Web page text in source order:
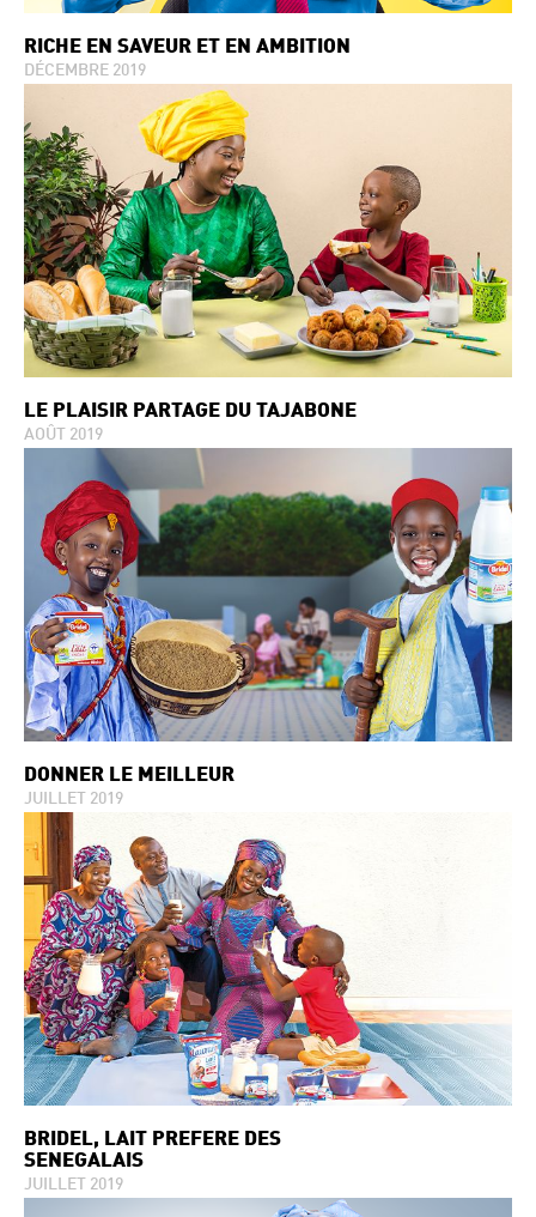
RICHE EN SAVEUR ET EN AMBITION
DÉCEMBRE 2019
LE PLAISIR PARTAGE DU TAJABONE
AOÛT 2019
DONNER LE MEILLEUR
JUILLET 2019
BRIDEL, LAIT PRÉFÉRÉ DES
SENEGALAIS
JUILLET 2019